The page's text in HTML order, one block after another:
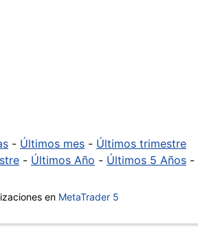
- Últimos mes - Últimos trimestre
- Últimos Año - Últimos 5 Años -
en MetaTrader 5